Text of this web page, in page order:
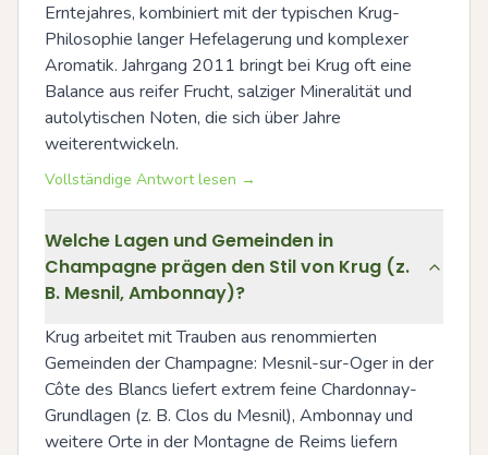
Erntejahres, kombiniert mit der typischen Krug-
Philosophie langer Hefelagerung und komplexer
Aromatik. Jahrgang 2011 bringt bei Krug oft eine
Balance aus reifer Frucht, salziger Mineralität und
autolytischen Noten, die sich über Jahre
weiterentwickeln.
Vollständige Antwort lesen →
Welche Lagen und Gemeinden in
Champagne prägen den Stil von Krug (z.
B. Mesnil, Ambonnay)?
Krug arbeitet mit Trauben aus renommierten
Gemeinden der Champagne: Mesnil-sur-Oger in der
Côte des Blancs liefert extrem feine Chardonnay-
Grundlagen (z. B. Clos du Mesnil), Ambonnay und
weitere Orte in der Montagne de Reims liefern